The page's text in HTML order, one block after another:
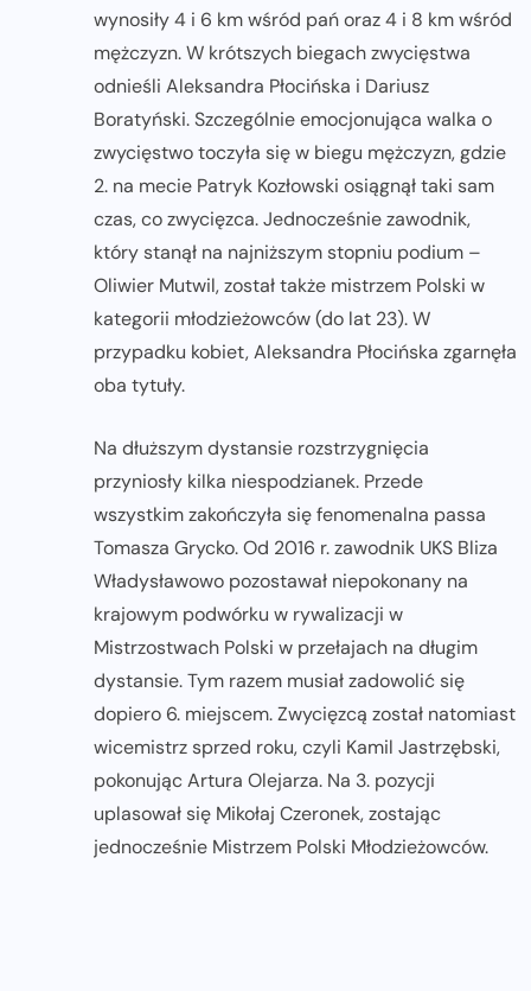
wynosiły 4 i 6 km wśród pań oraz 4 i 8 km wśród
mężczyzn. W krótszych biegach zwycięstwa
odnieśli Aleksandra Płocińska i Dariusz
Boratyński. Szczególnie emocjonująca walka o
zwycięstwo toczyła się w biegu mężczyzn, gdzie
2. na mecie Patryk Kozłowski osiągnął taki sam
czas, co zwycięzca. Jednocześnie zawodnik,
który stanął na najniższym stopniu podium –
Oliwier Mutwil, został także mistrzem Polski w
kategorii młodzieżowców (do lat 23). W
przypadku kobiet, Aleksandra Płocińska zgarnęła
oba tytuły.
Na dłuższym dystansie rozstrzygnięcia
przyniosły kilka niespodzianek. Przede
wszystkim zakończyła się fenomenalna passa
Tomasza Grycko. Od 2016 r. zawodnik UKS Bliza
Władysławowo pozostawał niepokonany na
krajowym podwórku w rywalizacji w
Mistrzostwach Polski w przełajach na długim
dystansie. Tym razem musiał zadowolić się
dopiero 6. miejscem. Zwycięzcą został natomiast
wicemistrz sprzed roku, czyli Kamil Jastrzębski,
pokonując Artura Olejarza. Na 3. pozycji
uplasował się Mikołaj Czeronek, zostając
jednocześnie Mistrzem Polski Młodzieżowców.